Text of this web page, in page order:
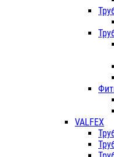
VALFEX